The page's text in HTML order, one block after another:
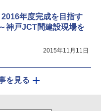
年度完成を目指す
神戸JCT間建設現場を
2015年11月11日
を見る